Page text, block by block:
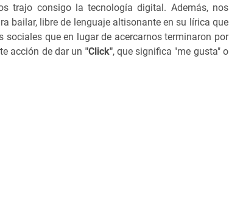
trajo consigo la tecnología digital. Además, nos
bailar, libre de lenguaje altisonante en su lírica que
que en lugar de acercarnos terminaron por
acción de dar un "Click", que significa "me gusta" o